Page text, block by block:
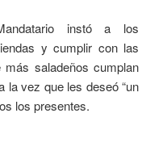
instó a los
y cumplir con las
saladeños cumplan
la vez que les deseó “un
los presentes.